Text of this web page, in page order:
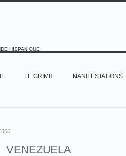
HISPANIQUE
LE GRIMH MANIFESTATIONS
VENEZUELA